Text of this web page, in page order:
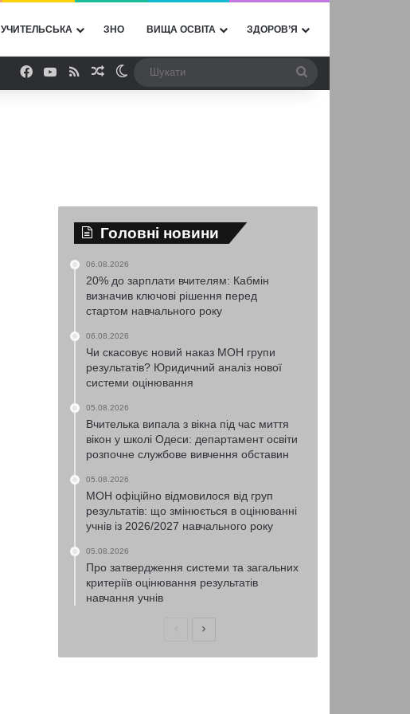
УЧИТЕЛЬСЬКА ЗНО ВИЩА ОСВІТА ЗДОРОВ’Я
Facebook
YouTube
RSSВипадкова стаття
Switch skin
Головні новини
06.08.2026
20% до зарплати вчителям: Кабмін
визначив ключові рішення перед
стартом навчального року
06.08.2026
Чи скасовує новий наказ МОН групи
результатів? Юридичний аналіз нової
системи оцінювання
05.08.2026
Вчителька випала з вікна під час миття
вікон у школі Одеси: департамент освіти
розпочне службове вивчення обставин
05.08.2026
МОН офіційно відмовилося від груп
результатів: що змінюється в оцінюванні
учнів із 2026/2027 навчального року
05.08.2026
Про затвердження системи та загальних
критеріїв оцінювання результатів
навчання учнів
ПопередняНаступна